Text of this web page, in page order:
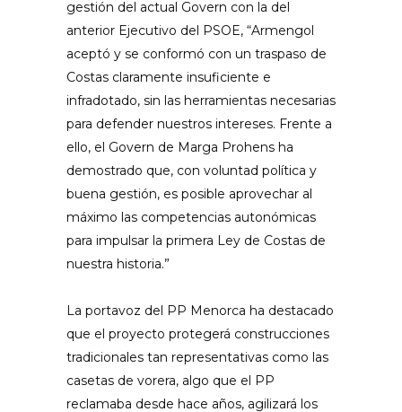
gestión del actual Govern con la del
anterior Ejecutivo del PSOE, “Armengol
aceptó y se conformó con un traspaso de
Costas claramente insuficiente e
infradotado, sin las herramientas necesarias
para defender nuestros intereses. Frente a
ello, el Govern de Marga Prohens ha
demostrado que, con voluntad política y
buena gestión, es posible aprovechar al
máximo las competencias autonómicas
para impulsar la primera Ley de Costas de
nuestra historia.”
La portavoz del PP Menorca ha destacado
que el proyecto protegerá construcciones
tradicionales tan representativas como las
casetas de vorera, algo que el PP
reclamaba desde hace años, agilizará los